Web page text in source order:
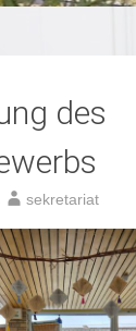
des
sekretariat